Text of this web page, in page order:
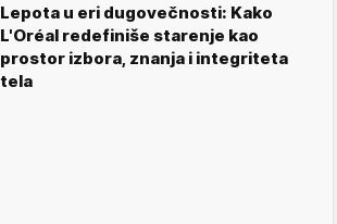
Lepota u eri dugovečnosti: Kako
L'Oréal redefiniše starenje kao
prostor izbora, znanja i integriteta
tela